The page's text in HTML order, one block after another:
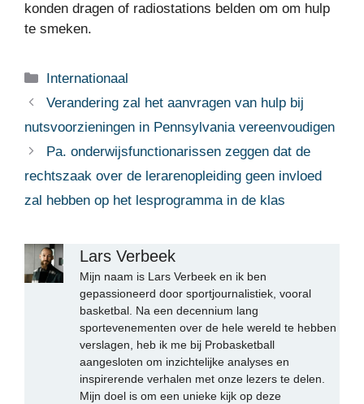
konden dragen of radiostations belden om om hulp
te smeken.
Categorieën
Internationaal
Verandering zal het aanvragen van hulp bij
nutsvoorzieningen in Pennsylvania vereenvoudigen
Pa. onderwijsfunctionarissen zeggen dat de
rechtszaak over de lerarenopleiding geen invloed
zal hebben op het lesprogramma in de klas
Lars Verbeek
Mijn naam is Lars Verbeek en ik ben
gepassioneerd door sportjournalistiek, vooral
basketbal. Na een decennium lang
sportevenementen over de hele wereld te hebben
verslagen, heb ik me bij Probasketball
aangesloten om inzichtelijke analyses en
inspirerende verhalen met onze lezers te delen.
Mijn doel is om een unieke kijk op deze